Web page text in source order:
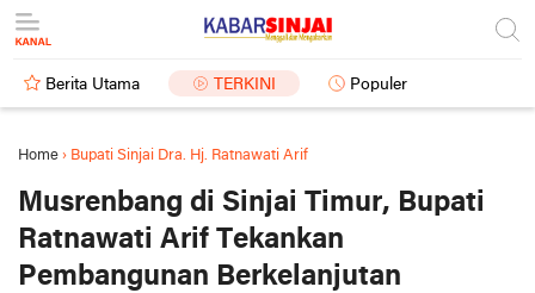
Berita Utama TERKINI Populer
Home › Bupati Sinjai Dra. Hj. Ratnawati Arif
Musrenbang di Sinjai Timur, Bupati
Ratnawati Arif Tekankan
Pembangunan Berkelanjutan